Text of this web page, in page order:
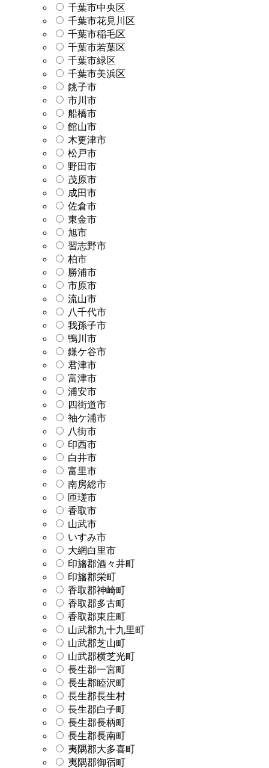
千葉市中央区
千葉市花見川区
千葉市稲毛区
千葉市若葉区
千葉市緑区
千葉市美浜区
銚子市
市川市
船橋市
館山市
木更津市
松戸市
野田市
茂原市
成田市
佐倉市
東金市
旭市
習志野市
柏市
勝浦市
市原市
流山市
八千代市
我孫子市
鴨川市
鎌ケ谷市
君津市
富津市
浦安市
四街道市
袖ケ浦市
八街市
印西市
白井市
富里市
南房総市
匝瑳市
香取市
山武市
いすみ市
大網白里市
印旛郡酒々井町
印旛郡栄町
香取郡神崎町
香取郡多古町
香取郡東庄町
山武郡九十九里町
山武郡芝山町
山武郡横芝光町
長生郡一宮町
長生郡睦沢町
長生郡長生村
長生郡白子町
長生郡長柄町
長生郡長南町
夷隅郡大多喜町
夷隅郡御宿町